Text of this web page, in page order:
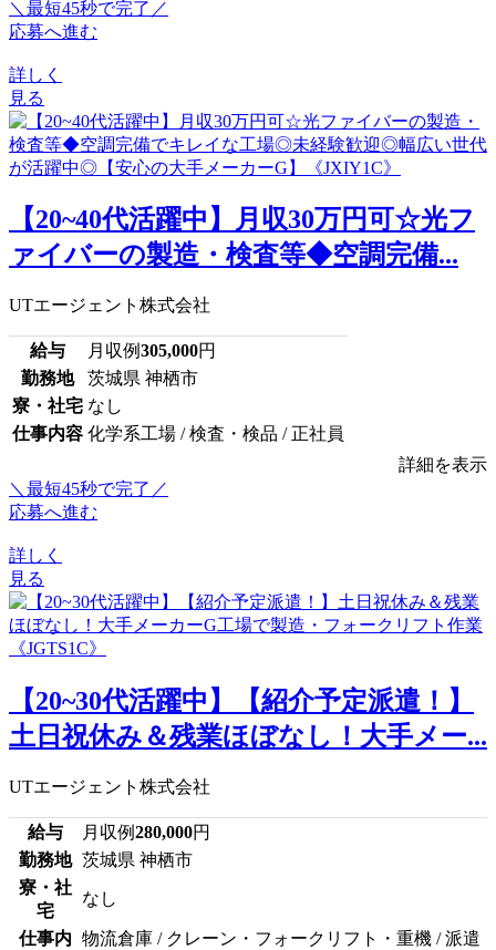
＼最短45秒で完了／
応募へ進む
詳しく
見る
【20~40代活躍中】月収30万円可☆光フ
ァイバーの製造・検査等◆空調完備...
UTエージェント株式会社
給与 月収例305,000円
勤務地
茨城県 神栖市
寮・社宅 なし
仕事内容 化学系工場 / 検査・検品 / 正社員
詳細を表示
＼最短45秒で完了／
応募へ進む
詳しく
見る
【20~30代活躍中】【紹介予定派遣！】
土日祝休み＆残業ほぼなし！大手メー...
UTエージェント株式会社
給与 月収例280,000円
勤務地 茨城県 神栖市
寮・社
宅
なし
仕事内 物流倉庫 / クレーン・フォークリフト・重機 / 派遣